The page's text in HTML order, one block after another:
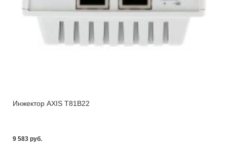
Инжектор AXIS T81B22
9 583 pуб.